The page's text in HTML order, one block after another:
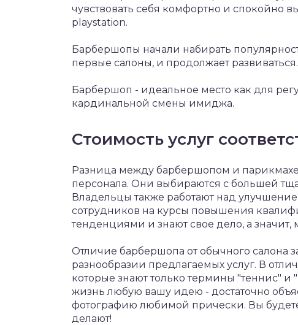
чувствовать себя комфортно и спокойно
playstation.
Барбершопы начали набирать
первые салоны, и продолжает развиваться.
Барбершоп - идеальное место как для
кардинальной смены имиджа.
Стоимость услуг
Разница между барбершопом и
персонала. Они выбираются с большей
Владельцы также работают над
сотрудников на курсы повышения
тенденциями и знают свое дело, а
Отличие барбершопа от обычного салона
разнообразии предлагаемых услуг. В
которые знают только термины "теннис" и
жизнь любую вашу идею - достаточно
фотографию любимой прически. Вы
делают!